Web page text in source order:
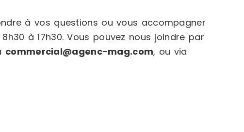
à vos questions ou vous accompagner
à 17h30. Vous pouvez nous joindre par
commercial@agenc-mag.com, ou via